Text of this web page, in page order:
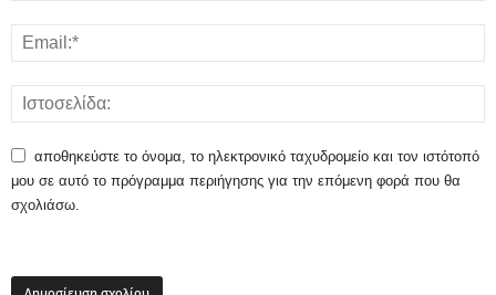
αποθηκεύστε το όνομα, το ηλεκτρονικό ταχυδρομείο και τον ιστότοπό
μου σε αυτό το πρόγραμμα περιήγησης για την επόμενη φορά που θα
σχολιάσω.